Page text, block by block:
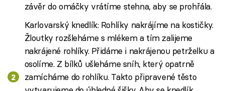
závěr do omáčky vrátíme stehna, aby se prohřála.
Karlovarský knedlík: Rohlíky nakrájíme na kostičky.
Žloutky rozšleháme s mlékem a tím zalijeme
nakrájené rohlíky. Přidáme i nakrájenou petrželku a
osolíme. Z bílků ušleháme sníh, který opatrně
zamícháme do rohlíku. Takto připravené těsto